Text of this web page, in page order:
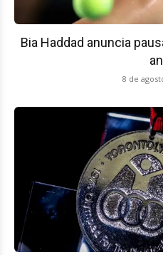
Bia Haddad anuncia
8 de